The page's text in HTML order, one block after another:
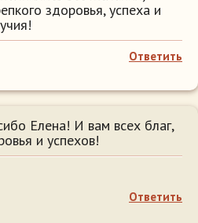
здоровья, успеха и
Ответить
Елена! И вам всех благ,
и успехов!
Ответить